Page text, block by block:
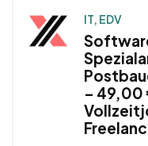
IT, EDV
– 49,00